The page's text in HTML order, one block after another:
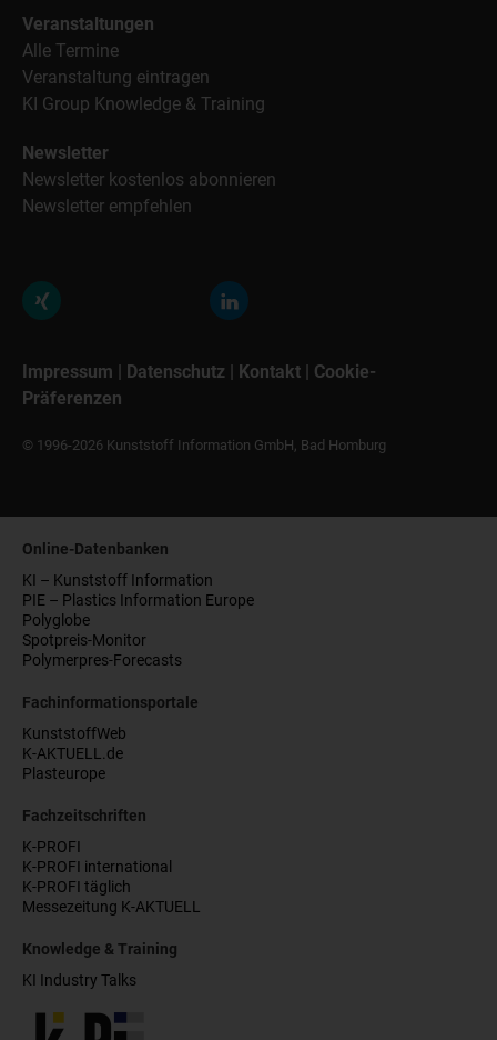
Veranstaltungen
Alle Termine
Veranstaltung eintragen
KI Group Knowledge & Training
Newsletter
Newsletter kostenlos abonnieren
Newsletter empfehlen
Impressum | Datenschutz | Kontakt | Cookie-
Präferenzen
© 1996-2026 Kunststoff Information GmbH, Bad Homburg
Online-Datenbanken
KI – Kunststoff Information
PIE – Plastics Information Europe
Polyglobe
Spotpreis-Monitor
Polymerpres-Forecasts
Fachinformationsportale
KunststoffWeb
K-AKTUELL.de
Plasteurope
Fachzeitschriften
K-PROFI
K-PROFI international
K-PROFI täglich
Messezeitung K-AKTUELL
Knowledge & Training
KI Industry Talks